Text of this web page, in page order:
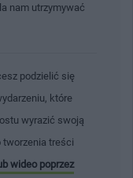
nam utrzymywać
podzielić się
które
wyrazić swoją
tworzenia treści
wideo poprzez